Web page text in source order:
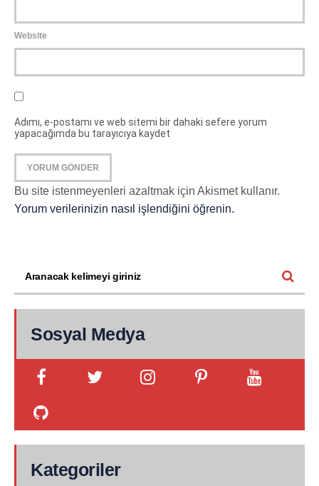
Website
Adımı, e-postamı ve web sitemi bir dahaki sefere yorum
yapacağımda bu tarayıcıya kaydet
Bu site istenmeyenleri azaltmak için Akismet kullanır.
Yorum verilerinizin nasıl işlendiğini öğrenin.
Sosyal Medya
Kategoriler